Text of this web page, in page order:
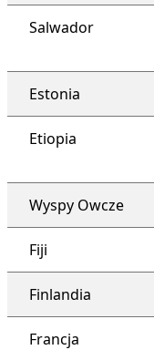
Salwador
Estonia
Etiopia
Wyspy Owcze
Fiji
Finlandia
Francja